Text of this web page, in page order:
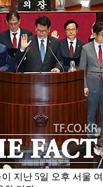
지난 5일 오후 서울